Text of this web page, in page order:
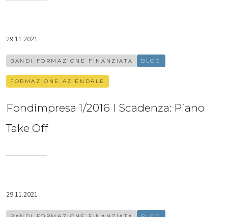
29.11.2021
BANDI FORMAZIONE FINANZIATA BLOG
FORMAZIONE AZIENDALE
Fondimpresa 1/2016 I Scadenza: Piano
Take Off
29.11.2021